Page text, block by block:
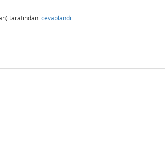
tarafından cevaplandı